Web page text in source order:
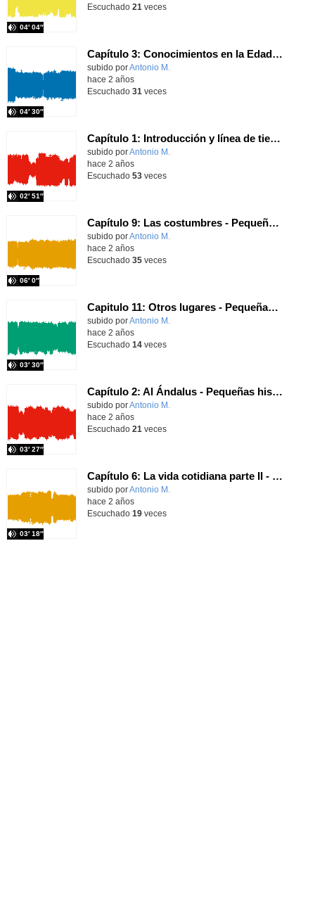
04′ 04″
Escuchado 21 veces
Capítulo 3: Conocimientos en la Edad Media - Pequeñas historias de la Edad Media
Contenido educativo.
subido porAntonio M.
04′ 30″
hace 2 años
Escuchado 31 veces
Capítulo 1: Introducción y línea de tiempo - Pequeñas historias de la Edad Media
Contenido educativo.
subido porAntonio M.
02′ 51″
hace 2 años
Escuchado 53veces
Capítulo 9: Las costumbres - Pequeñas historias de la Edad Media
Contenido educativo.
subido porAntonio M.
06′ 0″
hace 2 años
Escuchado 35veces
Capitulo 11: Otros lugares - Pequeñas historias de la Edad Media
Contenido educativo.
subido porAntonio M.
03′ 30″
hace 2 años
Escuchado 14veces
Capítulo 2: Al Ándalus - Pequeñas historias de la Edad Media
Contenido educativo.
subido porAntonio M.
03′ 27″
hace 2 años
Escuchado 21 veces
Capítulo 6: La vida cotidiana parte II - Pequeñas historias de la Edad Media
Contenido educativo.
subido porAntonio M.
03′ 18″
hace 2 años
Escuchado 19veces